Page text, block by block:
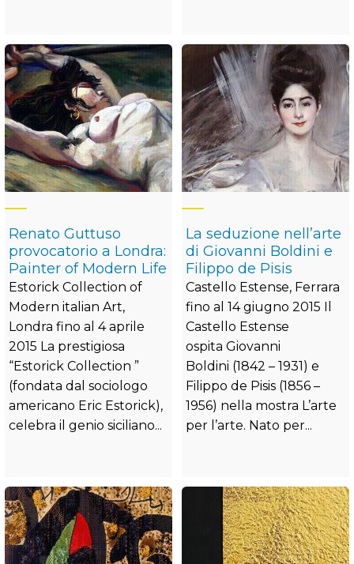
Renato Guttuso
provocatorio a Londra:
Painter of Modern Life
Estorick Collection of
Modern italian Art,
Londra fino al 4 aprile
2015 La prestigiosa
“Estorick Collection ”
(fondata dal sociologo
americano Eric Estorick),
celebra il genio siciliano...
La seduzione nell’arte
di Giovanni Boldini e
Filippo de Pisis
Castello Estense, Ferrara
fino al 14 giugno 2015 Il
Castello Estense
ospita Giovanni
Boldini (1842 – 1931) e
Filippo de Pisis (1856 –
1956) nella mostra L’arte
per l’arte. Nato per...